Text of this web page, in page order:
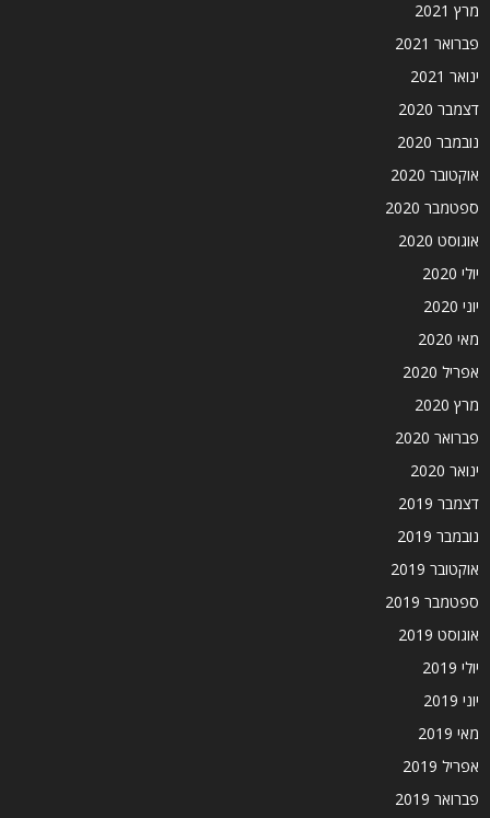
מרץ 2021
פברואר 2021
ינואר 2021
דצמבר 2020
נובמבר 2020
אוקטובר 2020
ספטמבר 2020
אוגוסט 2020
יולי 2020
יוני 2020
מאי 2020
אפריל 2020
מרץ 2020
פברואר 2020
ינואר 2020
דצמבר 2019
נובמבר 2019
אוקטובר 2019
ספטמבר 2019
אוגוסט 2019
יולי 2019
יוני 2019
מאי 2019
אפריל 2019
פברואר 2019